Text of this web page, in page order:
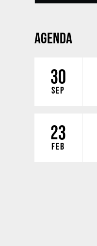
AGENDA
30
SEP
23
FEB